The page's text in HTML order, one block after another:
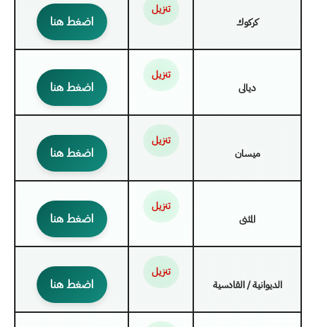
كركوك
تنزيل
اضغط هنا
ديالى
تنزيل
اضغط هنا
ميسان
تنزيل
اضغط هنا
المثنى
تنزيل
اضغط هنا
الديوانية / القادسية
تنزيل
اضغط هنا